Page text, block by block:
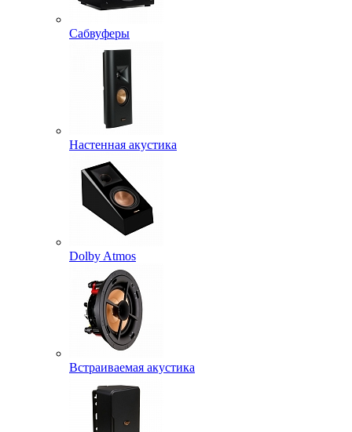
Сабвуферы
Настенная акустика
Dolby Atmos
Встраиваемая акустика